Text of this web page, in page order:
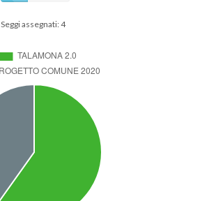
Seggi assegnati: 4